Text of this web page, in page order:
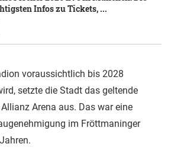
Infos zu Tickets, ...
voraussichtlich bis 2028
setzte die Stadt das geltende
Arena aus. Das war eine
im Fröttmaninger